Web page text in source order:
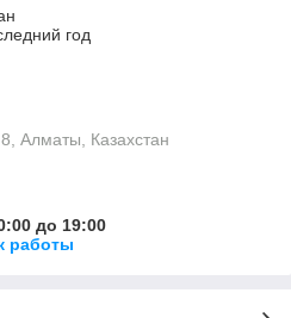
год
Алматы, Казахстан
до 19:00
работы